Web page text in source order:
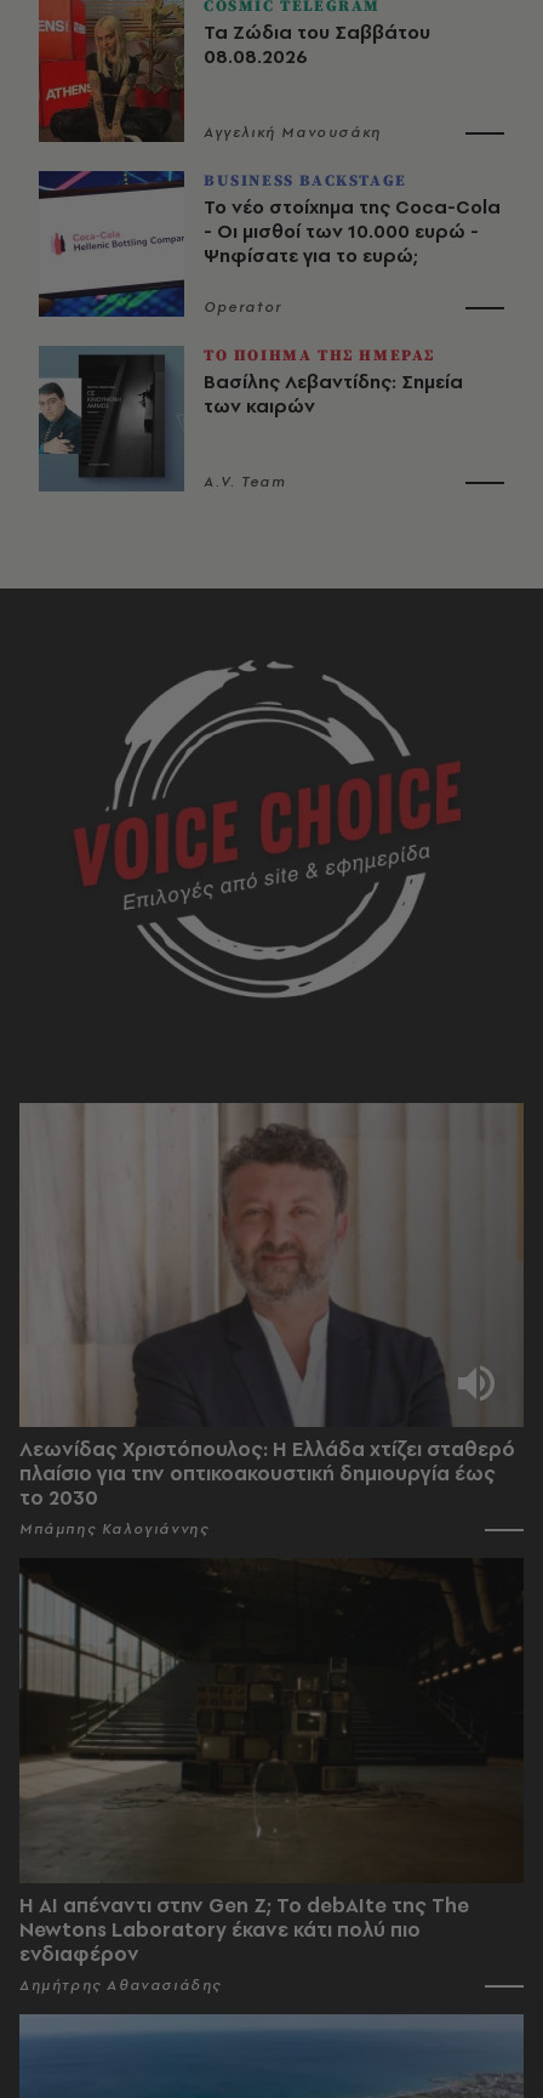
COSMIC TELEGRAM
Τα Ζώδια του Σαββάτου
08.08.2026
Αγγελική Μανουσάκη
BUSINESS BACKSTAGE
Το νέο στοίχημα της Coca-Cola
- Οι μισθοί των 10.000 ευρώ -
Ψηφίσατε για το ευρώ;
Operator
ΤΟ ΠΟΙΗΜΑ ΤΗΣ ΗΜΕΡΑΣ
Βασίλης Λεβαντίδης: Σημεία
των καιρών
A.V. Team
Λεωνίδας Χριστόπουλος: Η Ελλάδα χτίζει σταθερό
πλαίσιο για την οπτικοακουστική δημιουργία έως
το 2030
Μπάμπης Καλογιάννης
Η AI απέναντι στην Gen Z; Το debAIte της The
Newtons Laboratory έκανε κάτι πολύ πιο
ενδιαφέρον
Δημήτρης Αθανασιάδης